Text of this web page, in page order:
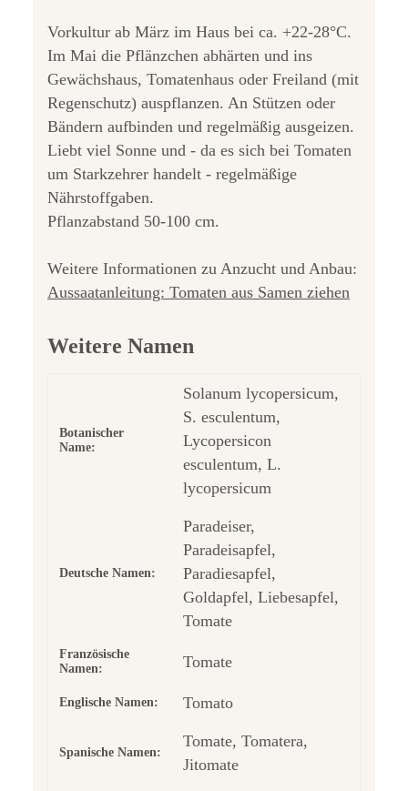
Vorkultur ab März im Haus bei ca. +22-28°C.
Im Mai die Pflänzchen abhärten und ins
Gewächshaus, Tomatenhaus oder Freiland (mit
Regenschutz) auspflanzen. An Stützen oder
Bändern aufbinden und regelmäßig ausgeizen.
Liebt viel Sonne und - da es sich bei Tomaten
um Starkzehrer handelt - regelmäßige
Nährstoffgaben.
Pflanzabstand 50-100 cm.
Weitere Informationen zu Anzucht und Anbau:
Aussaatanleitung: Tomaten aus Samen ziehen
Weitere Namen
Botanischer
Name:
Solanum lycopersicum,
S. esculentum,
Lycopersicon
esculentum, L.
lycopersicum
Deutsche Namen:
Paradeiser,
Paradeisapfel,
Paradiesapfel,
Goldapfel, Liebesapfel,
Tomate
Französische
Namen:
Tomate
Englische Namen: Tomato
Spanische Namen:
Tomate, Tomatera,
Jitomate